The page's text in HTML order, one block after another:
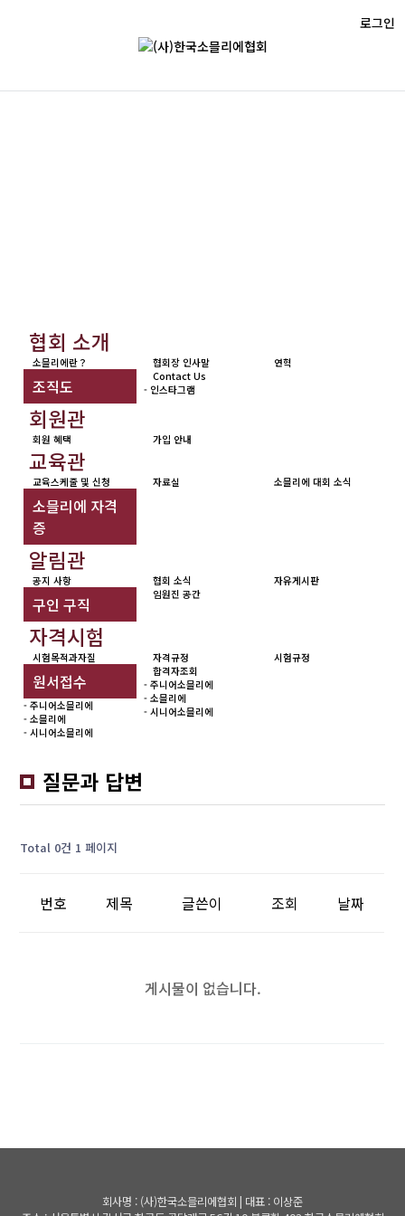
로그인
협회 소개
소믈리에란？ 협회장 인사말 연혁
조직도
Contact Us
- 인스타그램
회원관
회원 혜택 가입 안내
교육관
교육스케줄 및 신청 자료실 소믈리에 대회 소식
소믈리에 자격
증
알림관
공지 사항 협회 소식 자유게시판
구인 구직 임원진 공간
자격시험
시험목적과자질 자격규정 시험규정
원서접수
- 주니어소믈리에
- 소믈리에
- 시니어소믈리에
합격자조회
- 주니어소믈리에
- 소믈리에
- 시니어소믈리에
질문과 답변
Total 0건 1 페이지
번호 제목 글쓴이 조회 날짜
게시물이 없습니다.
회사명 : (사)한국소믈리에협회 | 대표 : 이상준